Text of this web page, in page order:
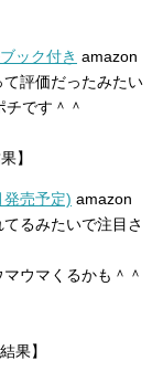
ック付き amazon
評価だったみたい
です＾＾
】
売予定) amazon
るみたいで注目さ
ウマくるかも＾＾
果】